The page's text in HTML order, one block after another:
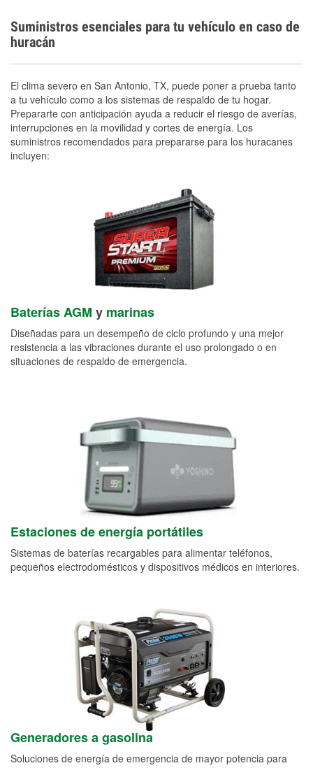
Suministros esenciales para tu vehículo en caso de
huracán
El clima severo en San Antonio, TX, puede poner a prueba tanto
a tu vehículo como a los sistemas de respaldo de tu hogar.
Prepararte con anticipación ayuda a reducir el riesgo de averías,
interrupciones en la movilidad y cortes de energía. Los
suministros recomendados para prepararse para los huracanes
incluyen:
Baterías AGM y marinas
Diseñadas para un desempeño de ciclo profundo y una mejor
resistencia a las vibraciones durante el uso prolongado o en
situaciones de respaldo de emergencia.
Estaciones de energía portátiles
Sistemas de baterías recargables para alimentar teléfonos,
pequeños electrodomésticos y dispositivos médicos en interiores.
Generadores a gasolina
Soluciones de energía de emergencia de mayor potencia para